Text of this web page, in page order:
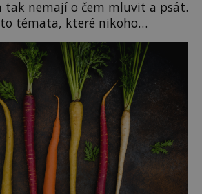
tak nemají o čem mluvit a psát.
témata, které nikoho
však ona letní doba spojovaná
Okurkovou sezónu známe už
ovšem jako Češi […]